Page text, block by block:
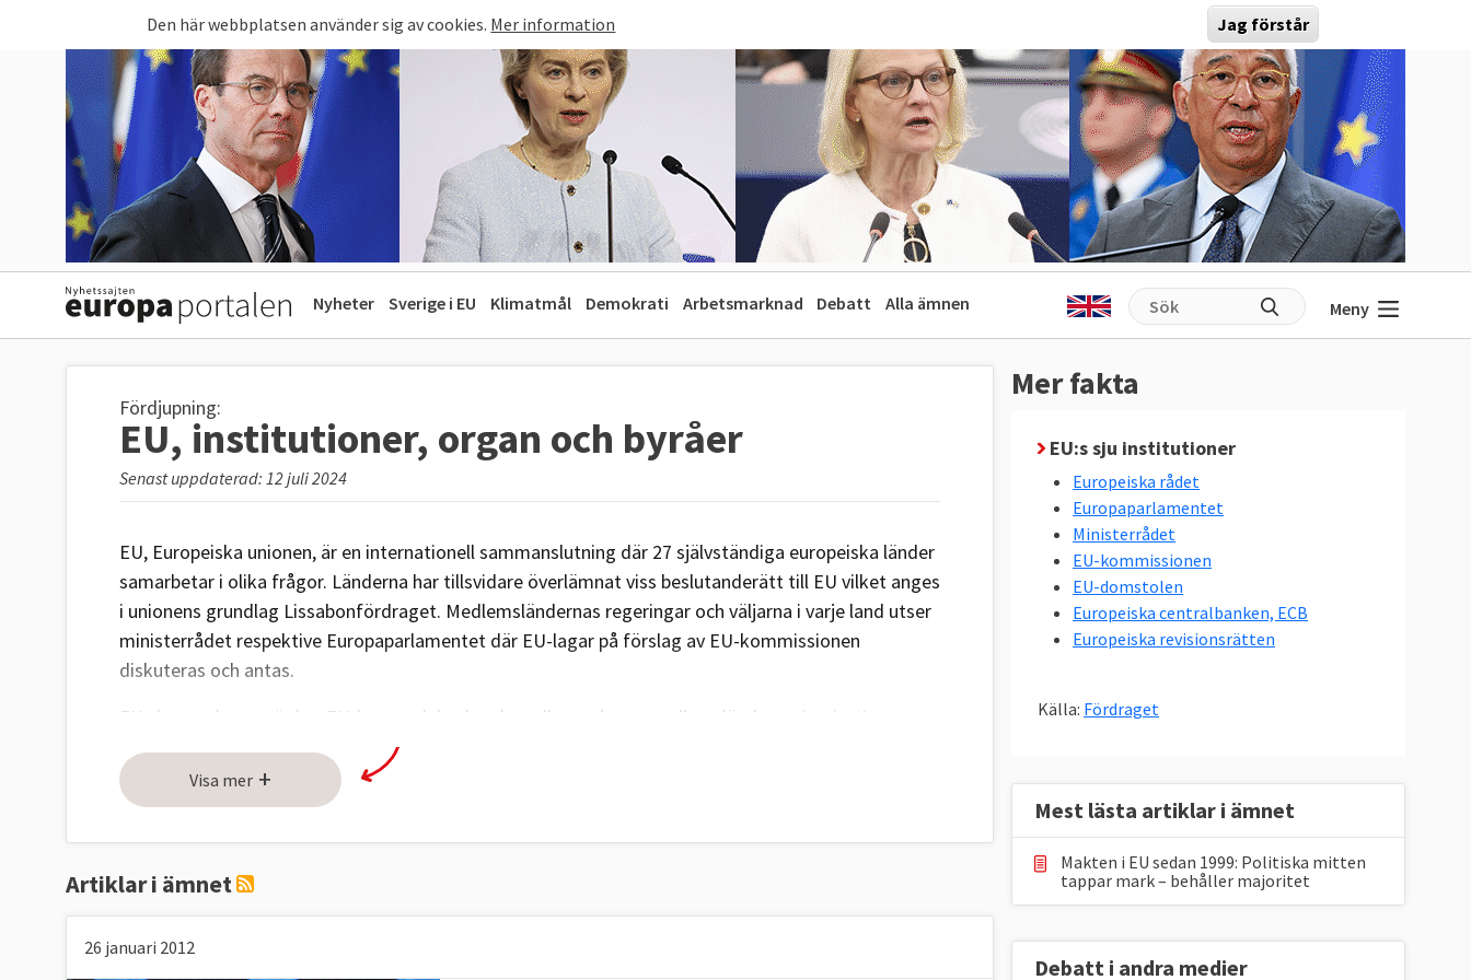
Den här webbplatsen använder sig av cookies. Mer information Jag förstår
Nyheter Sverige i EU Klimatmål Demokrati Arbetsmarknad Debatt Alla ämnen Meny
Fördjupning:
EU, institutioner, organ och byråer
Senast uppdaterad: 12 juli 2024
EU, Europeiska unionen, är en internationell sammanslutning där 27 självständiga europeiska länder
samarbetar i olika frågor. Länderna har tillsvidare överlämnat viss beslutanderätt till EU vilket anges
i unionens grundlag Lissabonfördraget. Medlemsländernas regeringar och väljarna i varje land utser
ministerrådet respektive Europaparlamentet där EU-lagar på förslag av EU-kommissionen
diskuteras och antas.
EU-domstolen avgör hur EU-lagar och beslut ska tolkas och om medlemsländerna, institutioner,
organ och EU:s byråer följer regelverket.
För att bli EU-medlem måste ett land uppfylla vissa villkor.
Bildandet av EU kan spåras tillbaka till 9 maj 1950 när den franska utrikesministern Robert Schuman
föreslog en europeisk kol- och stålgemenskap (EKSG) som innebar att medlemsländer skulle slå
samman sin kol- och stålproduktion.
november 1993.
Visa mer +
Artiklar i ämnet
26 januari 2012
Mer fakta
EU:s sju institutioner
Europeiska rådet
Europaparlamentet
Ministerrådet
EU-kommissionen
EU-domstolen
Europeiska centralbanken, ECB
Europeiska revisionsrätten
Källa: Fördraget
Mest lästa artiklar i ämnet
Makten i EU sedan 1999: Politiska mitten
tappar mark – behåller majoritet
Debatt i andra medier